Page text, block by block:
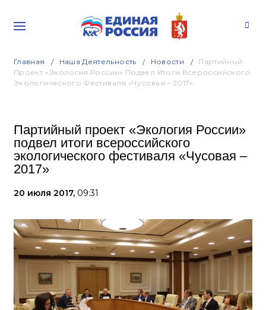
Главная Наша Деятельность Новости
Партийный
Проект «Экология России» Подвел Итоги Всероссийского
Экологического Фестиваля «Чусовая – 2017»
Партийный проект «Экология России»
подвел итоги всероссийского
экологического фестиваля «Чусовая –
2017»
20 июля 2017, 09:31